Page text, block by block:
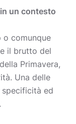
un contesto
o comunque
il brutto del
Primavera,
Una delle
ed